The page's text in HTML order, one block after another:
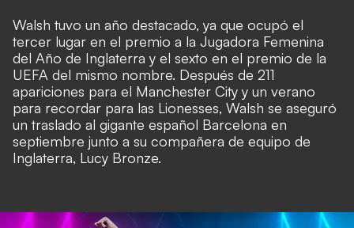
Walsh tuvo un año destacado, ya que ocupó el
tercer lugar en el premio a la Jugadora Femenina
del Año de Inglaterra y el sexto en el premio de la
UEFA del mismo nombre. Después de 211
apariciones para el Manchester City y un verano
para recordar para las Lionesses, Walsh se aseguró
un traslado al gigante español Barcelona en
septiembre junto a su compañera de equipo de
Inglaterra, Lucy Bronze.